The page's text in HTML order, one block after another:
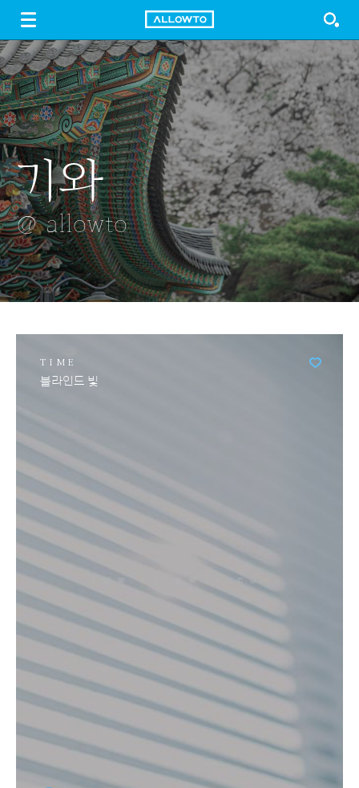
FREE DOWNLOAD GUIDE LOGIN SIGN UP
기와
@ allowto
지나가는 배
@ allowto
철쭉
@ allowto
그네
@ allowto
건조된 블루베리
@ allowto
TIME
블라인드 빛